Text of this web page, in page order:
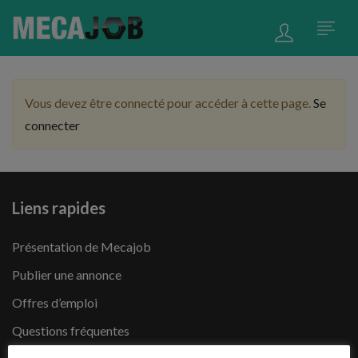
Vous devez être connecté pour accéder à cette page.Se
connecter
Liens rapides
Présentation de Mecajob
Publier une annonce
Offres d’emploi
Questions fréquentes